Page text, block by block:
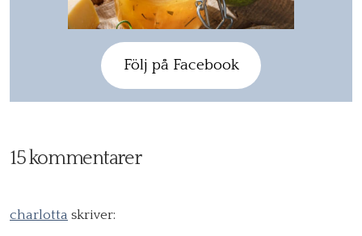
Följ på Facebook
15 kommentarer
charlotta skriver: